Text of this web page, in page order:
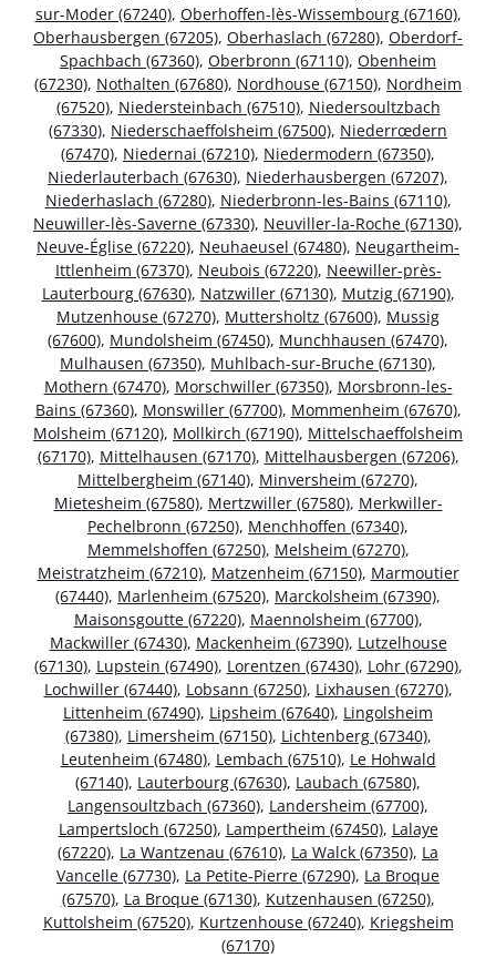
sur-Moder (67240), Oberhoffen-lès-Wissembourg (67160),
Oberhausbergen (67205), Oberhaslach (67280), Oberdorf-
Spachbach (67360), Oberbronn (67110), Obenheim
(67230), Nothalten (67680), Nordhouse (67150), Nordheim
(67520), Niedersteinbach (67510), Niedersoultzbach
(67330), Niederschaeffolsheim (67500), Niederrœdern
(67470), Niedernai (67210), Niedermodern (67350),
Niederlauterbach (67630), Niederhausbergen (67207),
Niederhaslach (67280), Niederbronn-les-Bains (67110),
Neuwiller-lès-Saverne (67330), Neuviller-la-Roche (67130),
Neuve-Église (67220), Neuhaeusel (67480), Neugartheim-
Ittlenheim (67370), Neubois (67220), Neewiller-près-
Lauterbourg (67630), Natzwiller (67130), Mutzig (67190),
Mutzenhouse (67270), Muttersholtz (67600), Mussig
(67600), Mundolsheim (67450), Munchhausen (67470),
Mulhausen (67350), Muhlbach-sur-Bruche (67130),
Mothern (67470), Morschwiller (67350), Morsbronn-les-
Bains (67360), Monswiller (67700), Mommenheim (67670),
Molsheim (67120), Mollkirch (67190), Mittelschaeffolsheim
(67170), Mittelhausen (67170), Mittelhausbergen (67206),
Mittelbergheim (67140), Minversheim (67270),
Mietesheim (67580), Mertzwiller (67580), Merkwiller-
Pechelbronn (67250), Menchhoffen (67340),
Memmelshoffen (67250), Melsheim (67270),
Meistratzheim (67210), Matzenheim (67150), Marmoutier
(67440), Marlenheim (67520), Marckolsheim (67390),
Maisonsgoutte (67220), Maennolsheim (67700),
Mackwiller (67430), Mackenheim (67390), Lutzelhouse
(67130), Lupstein (67490), Lorentzen (67430), Lohr (67290),
Lochwiller (67440), Lobsann (67250), Lixhausen (67270),
Littenheim (67490), Lipsheim (67640), Lingolsheim
(67380), Limersheim (67150), Lichtenberg (67340),
Leutenheim (67480), Lembach (67510), Le Hohwald
(67140), Lauterbourg (67630), Laubach (67580),
Langensoultzbach (67360), Landersheim (67700),
Lampertsloch (67250), Lampertheim (67450), Lalaye
(67220), La Wantzenau (67610), La Walck (67350), La
Vancelle (67730), La Petite-Pierre (67290), La Broque
(67570), La Broque (67130), Kutzenhausen (67250),
Kuttolsheim (67520), Kurtzenhouse (67240), Kriegsheim
(67170)